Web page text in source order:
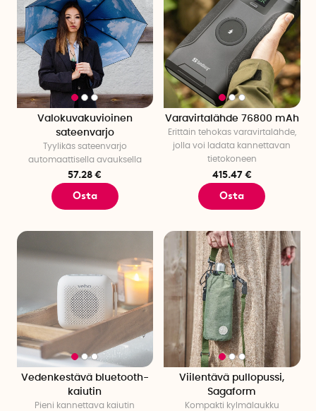
Valokuvakuvioinen
sateenvarjo
Tyylikäs sateenvarjo
automaattisella avauksella
57.28 €
Osta
Varavirtalähde 76800 mAh
Erittäin tehokas varavirtalähde,
jolla voi ladata kannettavan
tietokoneen
415.47 €
Osta
Vedenkestävä bluetooth-
kaiutin
Pieni kannettava kaiutin
Viilentävä pullopussi,
Sagaform
Kompakti kylmälaukku